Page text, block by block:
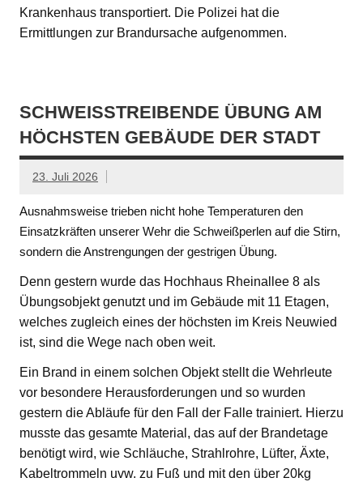
Krankenhaus transportiert. Die Polizei hat die
Ermittlungen zur Brandursache aufgenommen.
SCHWEISSTREIBENDE ÜBUNG AM H
ÖCHSTEN GEBÄUDE DER STADT
23. Juli 2026
Ausnahmsweise trieben nicht hohe Temperaturen den
Einsatzkräften unserer Wehr die Schweißperlen auf die Stirn,
sondern die Anstrengungen der gestrigen Übung.
Denn gestern wurde das Hochhaus Rheinallee 8 als
Übungsobjekt genutzt und im Gebäude mit 11 Etagen,
welches zugleich eines der höchsten im Kreis Neuwied
ist, sind die Wege nach oben weit.
Ein Brand in einem solchen Objekt stellt die Wehrleute
vor besondere Herausforderungen und so wurden
gestern die Abläufe für den Fall der Falle trainiert. Hierzu
musste das gesamte Material, das auf der Brandetage
benötigt wird, wie Schläuche, Strahlrohre, Lüfter, Äxte,
Kabeltrommeln uvw. zu Fuß und mit den über 20kg